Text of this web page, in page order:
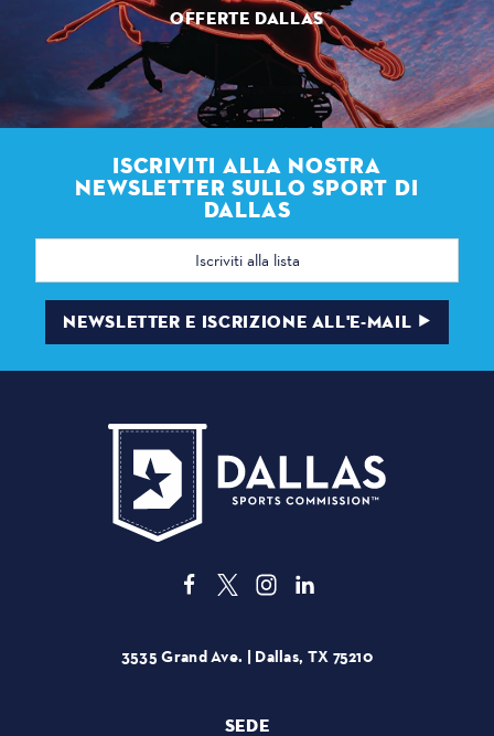
OFFERTE DALLAS
ISCRIVITI ALLA NOSTRA
NEWSLETTER SULLO SPORT DI
DALLAS
Indirizzo
mail
NEWSLETTER E ISCRIZIONE ALL'E-MAIL
3535 Grand Ave. | Dallas, TX 75210
SEDE